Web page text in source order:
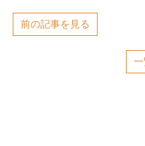
前の記事を見る